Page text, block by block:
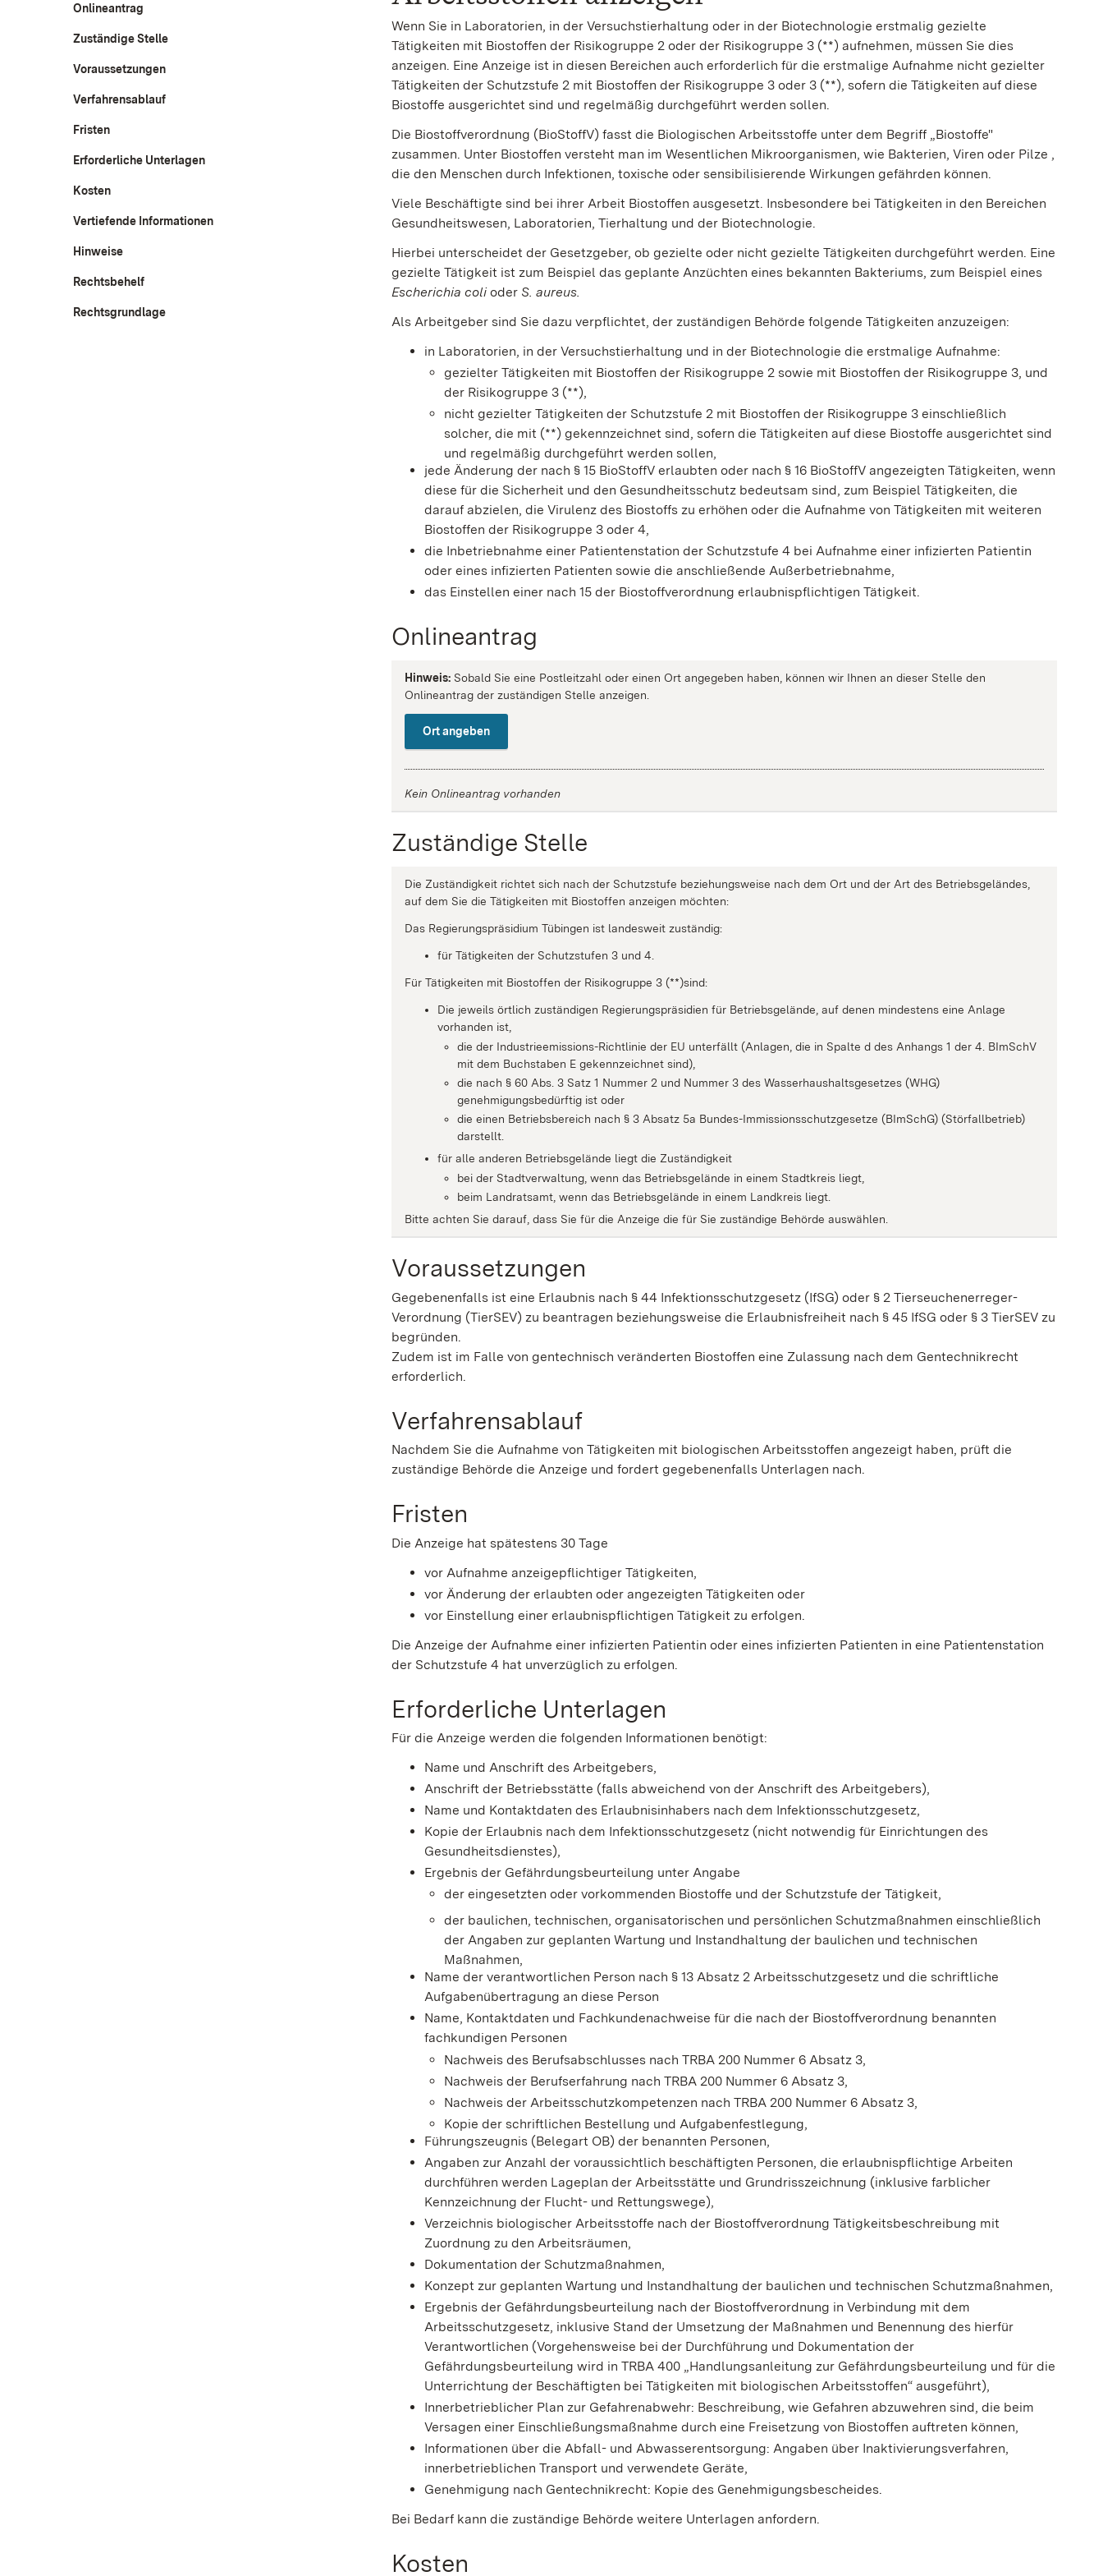
Onlineantrag
Zuständige Stelle
Voraussetzungen
Verfahrensablauf
Fristen
Erforderliche Unterlagen
Kosten
Vertiefende Informationen
Hinweise
Rechtsbehelf
Rechtsgrundlage
Wenn Sie in Laboratorien, in der Versuchstierhaltung oder in der Biotechnologie erstmalig gezielte
Tätigkeiten mit Biostoffen der Risikogruppe 2 oder der Risikogruppe 3 (**) aufnehmen, müssen Sie dies
anzeigen. Eine Anzeige ist in diesen Bereichen auch erforderlich für die erstmalige Aufnahme nicht gezielter
Tätigkeiten der Schutzstufe 2 mit Biostoffen der Risikogruppe 3 oder 3 (**), sofern die Tätigkeiten auf diese
Biostoffe ausgerichtet sind und regelmäßig durchgeführt werden sollen.
Die Biostoffverordnung (BioStoffV) fasst die Biologischen Arbeitsstoffe unter dem Begriff „Biostoffe"
zusammen. Unter Biostoffen versteht man im Wesentlichen Mikroorganismen, wie Bakterien, Viren oder Pilze ,
die den Menschen durch Infektionen, toxische oder sensibilisierende Wirkungen gefährden können.
Viele Beschäftigte sind bei ihrer Arbeit Biostoffen ausgesetzt. Insbesondere bei Tätigkeiten in den Bereichen
Gesundheitswesen, Laboratorien, Tierhaltung und der Biotechnologie.
Hierbei unterscheidet der Gesetzgeber, ob gezielte oder nicht gezielte Tätigkeiten durchgeführt werden. Eine
gezielte Tätigkeit ist zum Beispiel das geplante Anzüchten eines bekannten Bakteriums, zum Beispiel eines
Escherichia colioder S. aureus.
Als Arbeitgeber sind Sie dazu verpflichtet, der zuständigen Behörde folgende Tätigkeiten anzuzeigen:
in Laboratorien, in der Versuchstierhaltung und in der Biotechnologie die erstmalige Aufnahme:
gezielter Tätigkeiten mit Biostoffen der Risikogruppe 2 sowie mit Biostoffen der Risikogruppe 3, und
der Risikogruppe 3 (**),
nicht gezielter Tätigkeiten der Schutzstufe 2 mit Biostoffen der Risikogruppe 3 einschließlich
solcher, die mit (**) gekennzeichnet sind, sofern die Tätigkeiten auf diese Biostoffe ausgerichtet sind
und regelmäßig durchgeführt werden sollen,
jede Änderung der nach § 15 BioStoffV erlaubten oder nach § 16 BioStoffV angezeigten Tätigkeiten, wenn
diese für die Sicherheit und den Gesundheitsschutz bedeutsam sind, zum Beispiel Tätigkeiten, die
darauf abzielen, die Virulenz des Biostoffs zu erhöhen oder die Aufnahme von Tätigkeiten mit weiteren
Biostoffen der Risikogruppe 3 oder 4,
die Inbetriebnahme einer Patientenstation der Schutzstufe 4 bei Aufnahme einer infizierten Patientin
oder eines infizierten Patienten sowie die anschließende Außerbetriebnahme,
das Einstellen einer nach 15 der Biostoffverordnung erlaubnispflichtigen Tätigkeit.
Onlineantrag
Hinweis: Sobald Sie eine Postleitzahl oder einen Ort angegeben haben, können wir Ihnen an dieser Stelle den
Onlineantrag der zuständigen Stelle anzeigen.
Ort angeben
Kein Onlineantrag vorhanden
Zuständige Stelle
Die Zuständigkeit richtet sich nach der Schutzstufe beziehungsweise nach dem Ort und der Art des Betriebsgeländes,
auf dem Sie die Tätigkeiten mit Biostoffen anzeigen möchten:
Das Regierungspräsidium Tübingen ist landesweit zuständig:
für Tätigkeiten der Schutzstufen 3 und 4.
Für Tätigkeiten mit Biostoffen der Risikogruppe 3 (**)sind:
Die jeweils örtlich zuständigen Regierungspräsidien für Betriebsgelände, auf denen mindestens eine Anlage
vorhanden ist,
die der Industrieemissions-Richtlinie der EU unterfällt (Anlagen, die in Spalte d des Anhangs 1 der 4. BImSchV
mit dem Buchstaben E gekennzeichnet sind),
die nach § 60 Abs. 3 Satz 1 Nummer 2 und Nummer 3 des Wasserhaushaltsgesetzes (WHG)
genehmigungsbedürftig ist oder
die einen Betriebsbereich nach § 3 Absatz 5a Bundes-Immissionsschutzgesetze (BImSchG) (Störfallbetrieb)
darstellt.
für alle anderen Betriebsgelände liegt die Zuständigkeit
bei der Stadtverwaltung, wenn das Betriebsgelände in einem Stadtkreis liegt,
beim Landratsamt, wenn das Betriebsgelände in einem Landkreis liegt.
Bitte achten Sie darauf, dass Sie für die Anzeige die für Sie zuständige Behörde auswählen.
Voraussetzungen
Gegebenenfalls ist eine Erlaubnis nach § 44 Infektionsschutzgesetz (IfSG) oder § 2 Tierseuchenerreger-
Verordnung (TierSEV) zu beantragen beziehungsweise die Erlaubnisfreiheit nach § 45 IfSG oder § 3 TierSEV zu
begründen.
Zudem ist im Falle von gentechnisch veränderten Biostoffen eine Zulassung nach dem Gentechnikrecht
erforderlich.
Verfahrensablauf
Nachdem Sie die Aufnahme von Tätigkeiten mit biologischen Arbeitsstoffen angezeigt haben, prüft die
zuständige Behörde die Anzeige und fordert gegebenenfalls Unterlagen nach.
Fristen
Die Anzeige hat spätestens 30 Tage
vor Aufnahme anzeigepflichtiger Tätigkeiten,
vor Änderung der erlaubten oder angezeigten Tätigkeiten oder
vor Einstellung einer erlaubnispflichtigen Tätigkeit zu erfolgen.
Die Anzeige der Aufnahmeeiner infizierten Patientin oder eines infizierten Patienten in eine Patientenstation
der Schutzstufe 4 hat unverzüglich zu erfolgen.
Erforderliche Unterlagen
Für die Anzeige werden die folgenden Informationen benötigt:
Name und Anschrift des Arbeitgebers,
Anschrift der Betriebsstätte (falls abweichend von der Anschrift des Arbeitgebers),
Name und Kontaktdaten des Erlaubnisinhabers nach dem Infektionsschutzgesetz,
Kopie der Erlaubnis nach dem Infektionsschutzgesetz (nicht notwendig für Einrichtungen des
Gesundheitsdienstes),
Ergebnis der Gefährdungsbeurteilung unter Angabe
der eingesetzten oder vorkommenden Biostoffe und der Schutzstufe der Tätigkeit,
der baulichen, technischen, organisatorischen und persönlichen Schutzmaßnahmen einschließlich
der Angaben zur geplanten Wartung und Instandhaltung der baulichen und technischen
Maßnahmen,
Name der verantwortlichen Person nach § 13 Absatz 2 Arbeitsschutzgesetz und die schriftliche
Aufgabenübertragung an diese Person
Name, Kontaktdaten und Fachkundenachweise für die nach der Biostoffverordnung benannten
fachkundigen Personen
Nachweis des Berufsabschlusses nach TRBA 200 Nummer 6 Absatz 3,
Nachweis der Berufserfahrung nach TRBA 200 Nummer 6 Absatz 3,
Nachweis der Arbeitsschutzkompetenzen nach TRBA 200 Nummer 6 Absatz 3,
Kopie der schriftlichen Bestellung und Aufgabenfestlegung,
Führungszeugnis (Belegart OB) der benannten Personen,
Angaben zur Anzahl der voraussichtlich beschäftigten Personen, die erlaubnispflichtige Arbeiten
durchführen werden Lageplan der Arbeitsstätte und Grundrisszeichnung (inklusive farblicher
Kennzeichnung der Flucht- und Rettungswege),
Verzeichnis biologischer Arbeitsstoffe nach der Biostoffverordnung Tätigkeitsbeschreibung mit
Zuordnung zu den Arbeitsräumen,
Dokumentation der Schutzmaßnahmen,
Konzept zur geplanten Wartung und Instandhaltung der baulichen und technischen Schutzmaßnahmen,
Ergebnis der Gefährdungsbeurteilung nach der Biostoffverordnung in Verbindung mit dem
Arbeitsschutzgesetz, inklusive Stand der Umsetzung der Maßnahmen und Benennung des hierfür
Verantwortlichen (Vorgehensweise bei der Durchführung und Dokumentation der
Gefährdungsbeurteilung wird in TRBA 400 „Handlungsanleitung zur Gefährdungsbeurteilung und für die
Unterrichtung der Beschäftigten bei Tätigkeiten mit biologischen Arbeitsstoffen“ ausgeführt),
Innerbetrieblicher Plan zur Gefahrenabwehr: Beschreibung, wie Gefahren abzuwehren sind, die beim
Versagen einer Einschließungsmaßnahme durch eine Freisetzung von Biostoffen auftreten können,
Informationen über die Abfall- und Abwasserentsorgung: Angaben über Inaktivierungsverfahren,
innerbetrieblichen Transport und verwendete Geräte,
Genehmigung nach Gentechnikrecht: Kopie des Genehmigungsbescheides.
Bei Bedarf kann die zuständige Behörde weitere Unterlagen anfordern.
Kosten